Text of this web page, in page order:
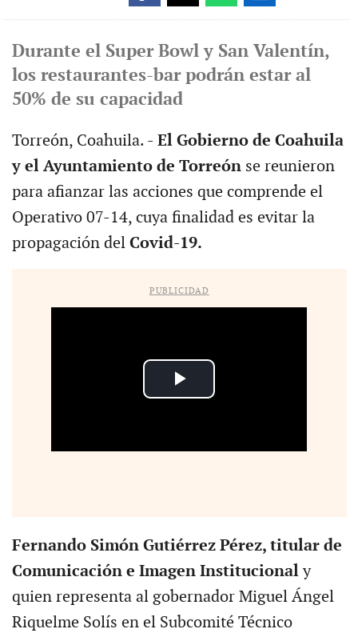
Durante el Super Bowl y San Valentín,
los restaurantes-bar podrán estar al
50% de su capacidad
Torreón, Coahuila. - El Gobierno de Coahuila
y el Ayuntamiento de Torreónse reunieron
para afianzar las acciones que comprende el
Operativo 07-14, cuya finalidad es evitar la
propagación del Covid-19.
PUBLICIDAD
Fernando Simón Gutiérrez Pérez, titular de
Comunicación e Imagen Institucionaly
quien representa al gobernador Miguel Ángel
Riquelme Solís en el Subcomité Técnico